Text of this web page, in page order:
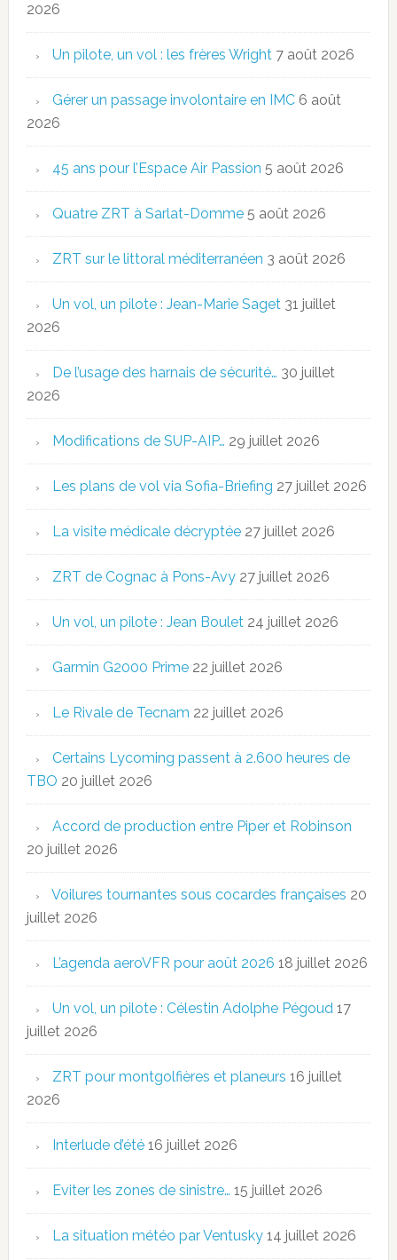
2026
Un pilote, un vol : les frères Wright 7 août 2026
Gérer un passage involontaire en IMC 6 août
2026
45 ans pour l’Espace Air Passion 5 août 2026
Quatre ZRT à Sarlat-Domme 5 août 2026
ZRT sur le littoral méditerranéen 3 août 2026
Un vol, un pilote : Jean-Marie Saget 31 juillet
2026
De l’usage des harnais de sécurité… 30 juillet
2026
Modifications de SUP-AIP… 29 juillet 2026
Les plans de vol via Sofia-Briefing 27 juillet 2026
La visite médicale décryptée 27 juillet 2026
ZRT de Cognac à Pons-Avy 27 juillet 2026
Un vol, un pilote : Jean Boulet 24 juillet 2026
Garmin G2000 Prime 22 juillet 2026
Le Rivale de Tecnam 22 juillet 2026
Certains Lycoming passent à 2.600 heures de
TBO 20 juillet 2026
Accord de production entre Piper et Robinson
20 juillet 2026
Voilures tournantes sous cocardes françaises 20
juillet 2026
L’agenda aeroVFR pour août 2026 18 juillet 2026
Un vol, un pilote : Célestin Adolphe Pégoud 17
juillet 2026
ZRT pour montgolfières et planeurs 16 juillet
2026
Interlude d’été 16 juillet 2026
Eviter les zones de sinistre… 15 juillet 2026
La situation météo par Ventusky 14 juillet 2026